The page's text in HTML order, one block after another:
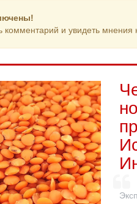
комментарий и увидеть мнения